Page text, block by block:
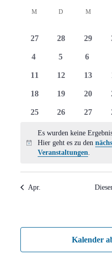
Kalender
von
M MONTAG
DDIENSTAG
M
0
27
0
28
0
29
0
4
0
5
0
6
0
11
0
12
0
13
0
18
0
19
0
20
0
25
0
26
0
27
Hinweis
Es wurden keine
Hier geht es zu den
Veranstaltungen.
Apr.
Kalender